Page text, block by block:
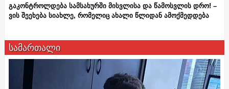
გაკონტროლდება სამსახურში მისვლისა და წამოსვლის დრო! –
ვის შეეხება სიახლე, რომელიც ახალი წლიდან ამოქმედდება
სამართალი